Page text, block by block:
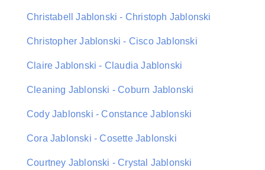
Christabell Jablonski - Christoph Jablonski
Christopher Jablonski - Cisco Jablonski
Claire Jablonski - Claudia Jablonski
Cleaning Jablonski - Coburn Jablonski
Cody Jablonski - Constance Jablonski
Cora Jablonski - Cosette Jablonski
Courtney Jablonski - Crystal Jablonski